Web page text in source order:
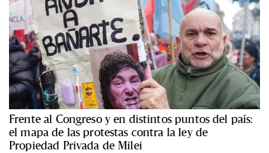
Frente al Congreso y en distintos puntos del país:
el mapa de las protestas contra la ley de
Propiedad Privada de Milei